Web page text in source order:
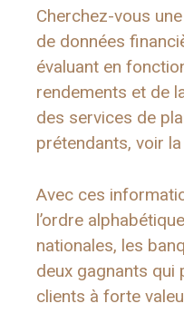
Cherchez-vous
de données
évaluant en
rendements et de
des services de
prétendants, voir
Avec ces
l’ordre
nationales, les
deux gagnants
clients à forte